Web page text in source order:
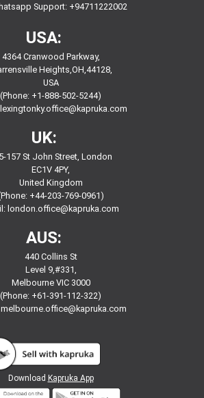
Support: +94711222002
USA:
4364 Cranwood Parkway,
Heights,OH,44128,
USA
(Phone: +1-888-502-5244)
lexingtonky.office@kapruka.com
UK:
157 St John Street, London
EC1V 4PY,
United Kingdom
+44-203-769-0961)
london.office@kapruka.com
AUS:
440 Collins St
Level 9,#331,
Melbourne VIC 3000
(Phone: +61-391-112-322)
melbourne.office@kapruka.com
Download Kapruka App